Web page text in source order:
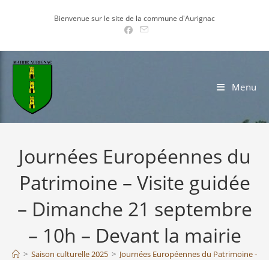
Bienvenue sur le site de la commune d'Aurignac
Menu
Journées Européennes du
Patrimoine – Visite guidée
– Dimanche 21 septembre
– 10h – Devant la mairie
> Saison culturelle 2025 > Journées Européennes du Patrimoine –